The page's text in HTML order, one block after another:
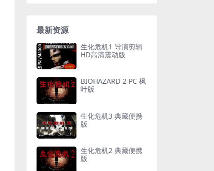
最新资源
生化危机1 导演剪辑
HD高清震动版
BIOHAZARD 2 PC 枫
叶版
生化危机3 典藏便携
版
生化危机2 典藏便携
版